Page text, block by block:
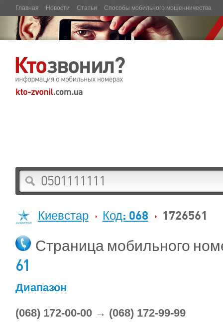
Главная Новости Статьи Способы мобильного мошенничества
Киевстар Код: 068 1726561
Страница мобильного
61
Диапазон
(068) 172-00-00 → (068) 172-99-99